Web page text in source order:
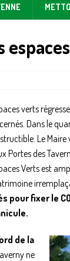
verts
Dans le
Le
Portes des
Verts est
pour fixer le
de la
ne